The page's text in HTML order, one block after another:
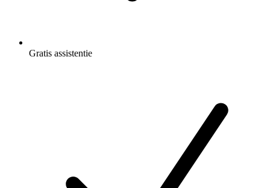
Gratis assistentie